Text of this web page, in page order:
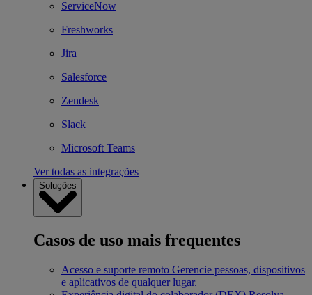
ServiceNow
Freshworks
Jira
Salesforce
Zendesk
Slack
Microsoft Teams
Ver todas as integrações
Soluções
Casos de uso mais frequentes
Acesso e suporte remoto Gerencie pessoas, dispositivos
e aplicativos de qualquer lugar.